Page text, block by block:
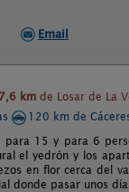
Email
7,6 km de Losar de La
120 km de
para 15 y para 6
el yedrón y los
en flor cerca del
donde pasar unos